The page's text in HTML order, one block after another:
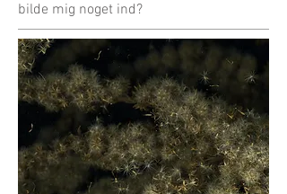
bilde mig noget ind?